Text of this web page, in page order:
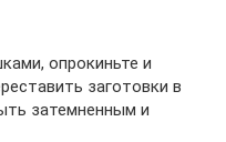
опрокиньте и
заготовки в
затемненным и